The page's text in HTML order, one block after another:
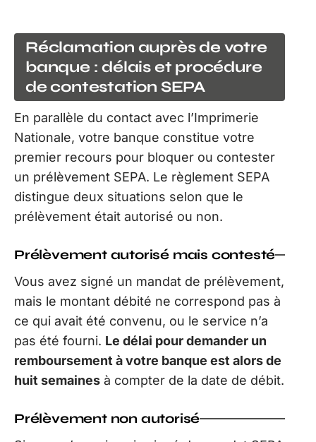
Réclamation auprès de votre
banque : délais et procédure
de contestation SEPA
En parallèle du contact avec l’Imprimerie
Nationale, votre banque constitue votre
premier recours pour bloquer ou contester
un prélèvement SEPA. Le règlement SEPA
distingue deux situations selon que le
prélèvement était autorisé ou non.
Prélèvement autorisé mais contesté
Vous avez signé un mandat de prélèvement,
mais le montant débité ne correspond pas à
ce qui avait été convenu, ou le service n’a
pas été fourni. Le délai pour demander un
remboursement à votre banque est alors de
huit semaines à compter de la date de débit.
Prélèvement non autorisé